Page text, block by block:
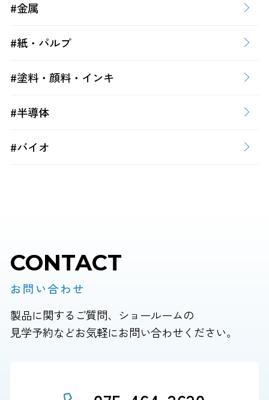
#金属
#紙・パルプ
#塗料・顔料・インキ
#半導体
#バイオ
CONTACT
お問い合わせ
製品に関するご質問、ショールームの
見学予約などお気軽にお問い合わせください。